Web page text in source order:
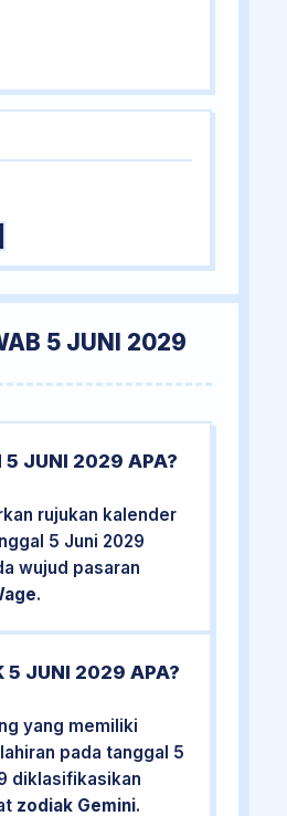
5 JUNI 2029
5 JUNI 2029 APA?
rujukan kalender
5 Juni 2029
wujud pasaran
.
5 JUNI 2029 APA?
yang memiliki
pada tanggal 5
diklasifikasikan
zodiak Gemini.